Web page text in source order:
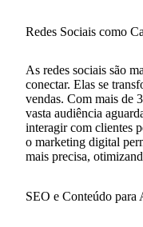
Redes Sociais como
As redes sociais são
conectar. Elas se
vendas. Com mais de
vasta audiência
interagir com clientes
o marketing digital
mais precisa,
SEO e Conteúdo para